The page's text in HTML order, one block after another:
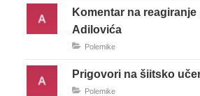
Komentar na
Adilovića
Polemike
Prigovori na šiitsko
Polemike